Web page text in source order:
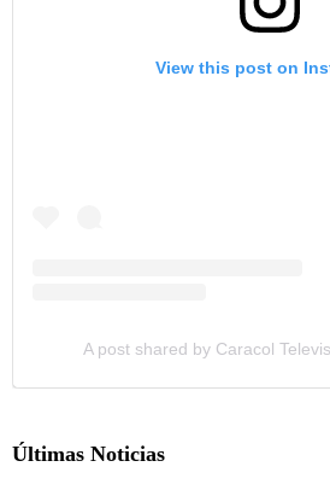
View this post on
A post shared by Caracol
Últimas Noticias